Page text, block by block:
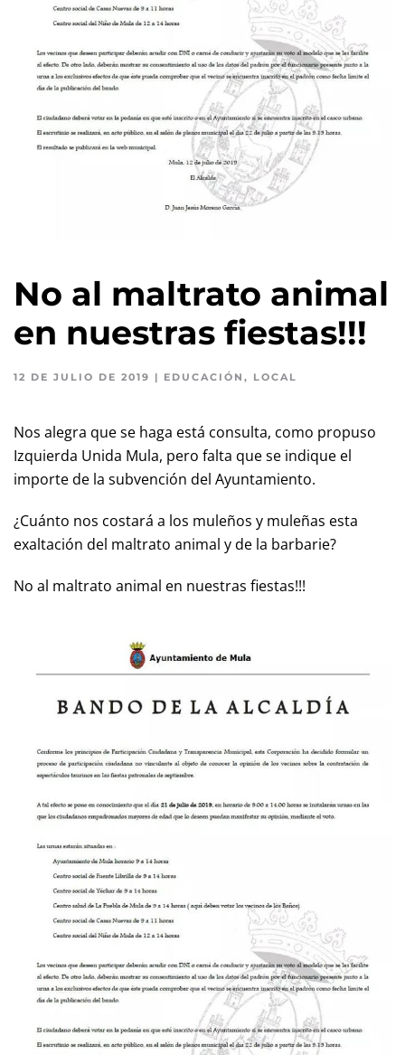
No al maltrato animal
en nuestras fiestas!!!
12 DE JULIO DE 2019 | EDUCACIÓN , LOCAL
Nos alegra que se haga está consulta, como propuso
Izquierda Unida Mula, pero falta que se indique el
importe de la subvención del Ayuntamiento.
¿Cuánto nos costará a los muleños y muleñas esta
exaltación del maltrato animal y de la barbarie?
No al maltrato animal en nuestras fiestas!!!